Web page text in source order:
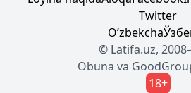
Twitter
Oʼzbekcha
© Latifa.uz,
Obuna va
18+